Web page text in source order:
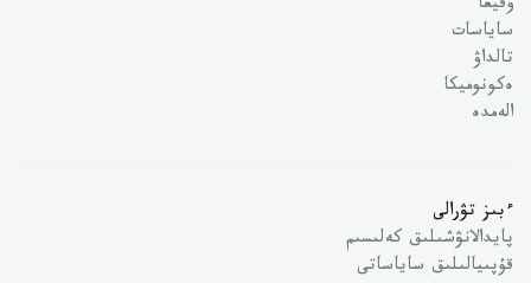
وقيعا
ساياسات
تالداۋ
ەكونوميكا
الەمدە
ءبىز تۋرالى
پايدالانۋشىلىق كەلىسىم
قۇپىيالىلىق ساياساتى